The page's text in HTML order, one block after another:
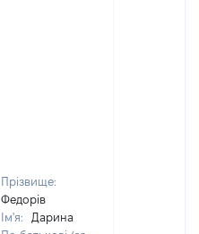
Прізвище:
Федорів
Ім'я:
Дарина